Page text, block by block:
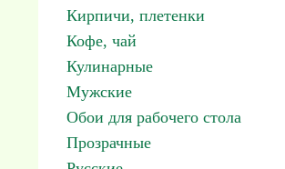
Кирпичи, плетенки
Кофе, чай
Кулинарные
Мужские
Обои для рабочего стола
Прозрачные